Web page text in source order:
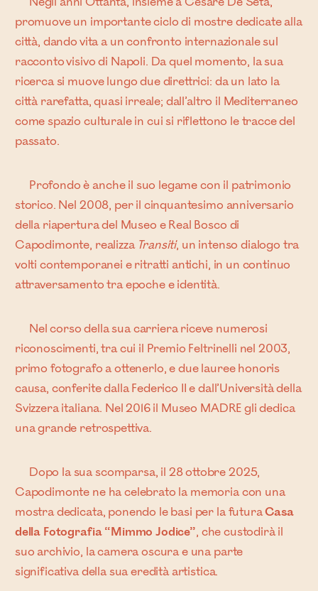
promuove un importante ciclo di mostre dedicate alla
città, dando vita a un confronto internazionale sul
racconto visivo di Napoli. Da quel momento, la sua
ricerca si muove lungo due direttrici: da un lato la
città rarefatta, quasi irreale; dall’altro il Mediterraneo
come spazio culturale in cui si riflettono le tracce del
passato.
Profondo è anche il suo legame con il patrimonio
storico. Nel 2008, per il cinquantesimo anniversario
della riapertura del Museo e Real Bosco di
Capodimonte, realizza Transiti, un intenso dialogo tra
volti contemporanei e ritratti antichi, in un continuo
attraversamento tra epoche e identità.
Nel corso della sua carriera riceve numerosi
riconoscimenti, tra cui il Premio Feltrinelli nel 2003,
primo fotografo a ottenerlo, e due lauree honoris
causa, conferite dalla Federico II e dall’Università della
Svizzera italiana. Nel 2016 il Museo MADRE gli dedica
una grande retrospettiva.
Dopo la sua scomparsa, il 28 ottobre 2025,
Capodimonte ne ha celebrato la memoria con una
mostra dedicata, ponendo le basi per la futuraCasa
della Fotografia “Mimmo Jodice”, che custodirà il
suo archivio, la camera oscura e una parte
significativa della sua eredità artistica.